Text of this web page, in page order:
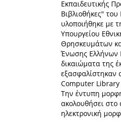
Εκπαιδευτικής
Βιβλιοθήκες"
υλοποιήθηκε με
Υπουργείου
Θρησκευμάτων
Ένωσης Ελλήνων
δικαιώματα της
εξασφαλίστηκαν
Computer Library
Tην έντυπη
ακολουθήσει στο
ηλεκτρονική